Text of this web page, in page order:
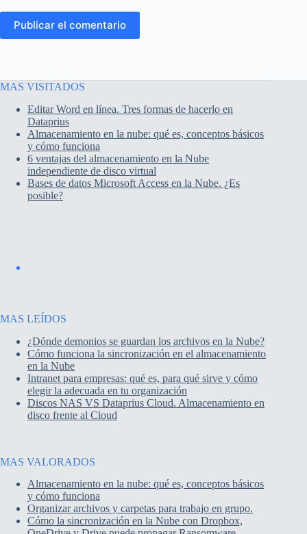
Publicar el comentario
MAS VISITADOS
Editar Word en línea. Tres formas de hacerlo en
Dataprius
Almacenamiento en la nube: qué es, conceptos básicos
y cómo funciona
6 ventajas del almacenamiento en la Nube
independiente de disco virtual
Bases de datos Microsoft Access en la Nube. ¿Es
posible?
MAS LEÍDOS
¿Dónde demonios se guardan los archivos en la Nube?
Cómo funciona la sincronización en el almacenamiento
en la Nube
Intranet para empresas: qué es, para qué sirve y cómo
elegir la adecuada en tu organización
Discos NAS VS Dataprius Cloud. Almacenamiento en
disco frente al Cloud
MAS VALORADOS
Almacenamiento en la nube: qué es, conceptos básicos
y cómo funciona
Organizar archivos y carpetas para trabajo en grupo.
Cómo la sincronización en la Nube con Dropbox,